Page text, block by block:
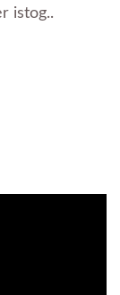
istog..